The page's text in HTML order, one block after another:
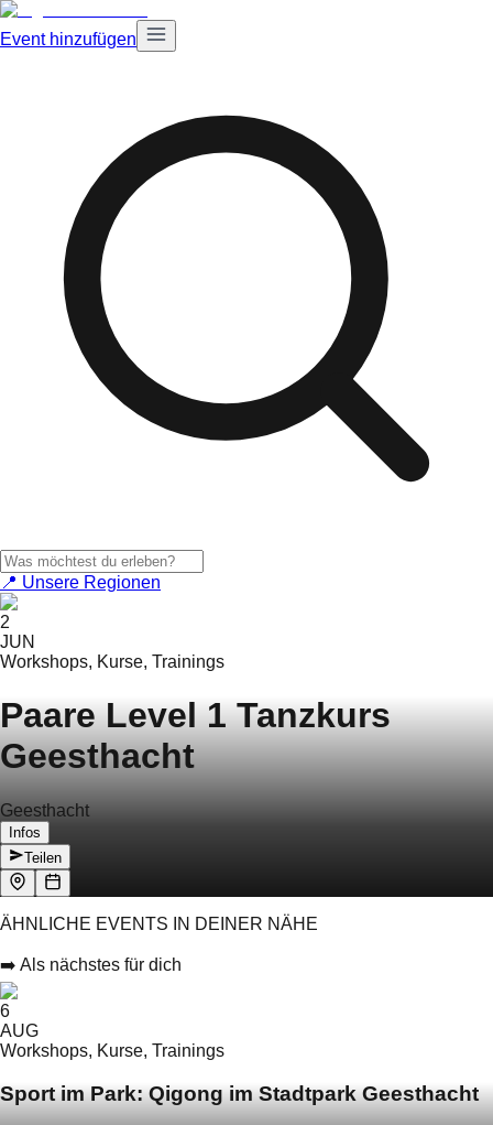
Event hinzufügen
📍 Unsere Regionen
2
JUN
Workshops, Kurse, Trainings
Paare Level 1 Tanzkurs
Geesthacht
Geesthacht
Infos
Teilen
ÄHNLICHE EVENTS IN DEINER NÄHE
➡️ Als nächstes für dich
6
AUG
Workshops, Kurse, Trainings
Sport im Park: Qigong im Stadtpark Geesthacht